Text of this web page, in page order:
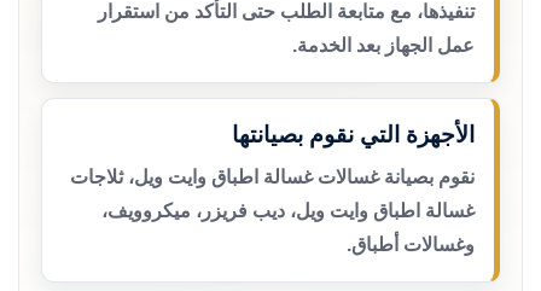
تنفيذها، مع متابعة الطلب حتى التأكد من استقرار
عمل الجهاز بعد الخدمة.
الأجهزة التي نقوم بصيانتها
نقوم بصيانة غسالات غسالة اطباق وايت ويل، ثلاجات
غسالة اطباق وايت ويل، ديب فريزر، ميكروويف،
وغسالات أطباق.